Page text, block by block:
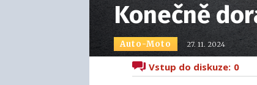
Konečně
Auto-Moto 27. 11. 2024
Vstup do diskuze: 0